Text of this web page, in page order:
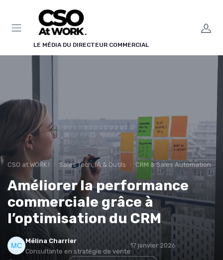
LE MÉDIA DU DIRECTEUR COMMERCIAL
CSO at WORK ! Sales Tech, IA & Outils CRM & Sales Automation
Améliorer la performance
commerciale grâce à
l’optimisation du CRM
Mélina Charrier
Consultante en stratégie de vente
17 janvier 2026